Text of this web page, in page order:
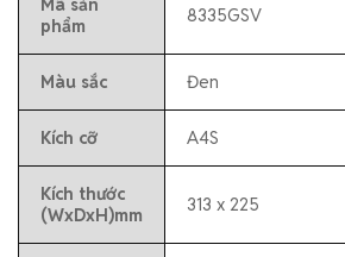
phẩm
8335GSV
Màu sắc Đen
Kích cỡ A4S
Kích thước
(WxDxH)mm
313 x 225